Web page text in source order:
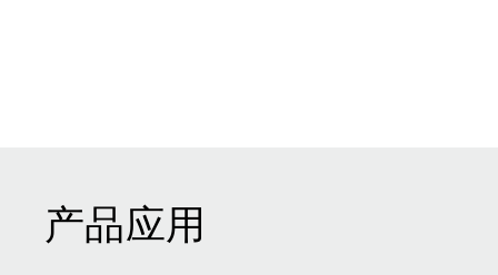
产品应用